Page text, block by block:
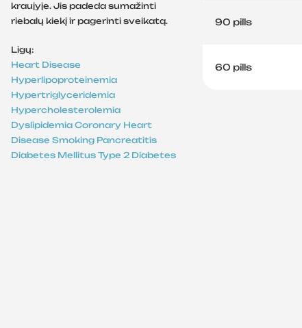
kraujyje. Jis padeda sumažinti
riebalų kiekį ir pagerinti sveikatą.
Ligų:
Heart Disease
Hyperlipoproteinemia
Hypertriglyceridemia
Hypercholesterolemia
Dyslipidemia Coronary Heart
Disease Smoking Pancreatitis
Diabetes Mellitus Type 2 Diabetes
90 pills
60 pills